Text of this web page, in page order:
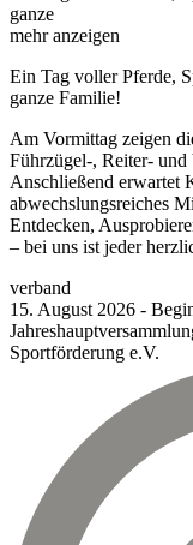
ganze
mehr anzeigen
Ein Tag voller Pferde,
ganze Familie!
Am Vormittag zeigen
Führzügel-, Reiter-
Anschließend erwartet
abwechslungsreiches
Entdecken,
– bei uns ist jeder
verband
15. August 2026 -
Sportförderung e.V.